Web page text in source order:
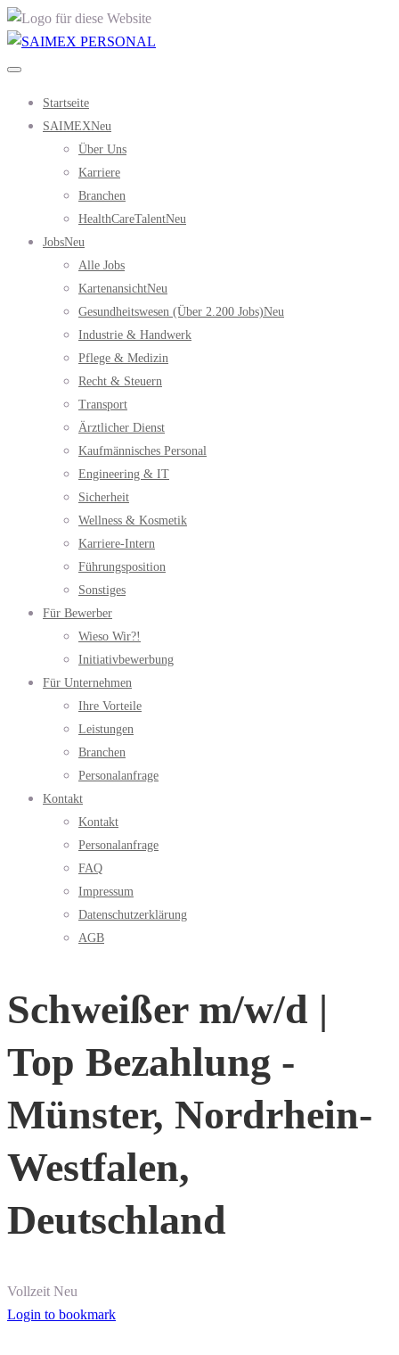
Startseite
SAIMEXNeu
Über Uns
Karriere
Branchen
HealthCareTalentNeu
JobsNeu
Alle Jobs
KartenansichtNeu
Gesundheitswesen (über 2.200 Jobs)Neu
Industrie & Handwerk
Pflege & Medizin
Recht & Steuern
Transport
Ärztlicher Dienst
Kaufmännisches Personal
Engineering & IT
Sicherheit
Wellness & Kosmetik
Karriere-Intern
Führungsposition
Sonstiges
Für Bewerber
Wieso Wir?!
Initiativbewerbung
Für Unternehmen
Ihre Vorteile
Leistungen
Branchen
Personalanfrage
Kontakt
Kontakt
Personalanfrage
FAQ
Impressum
Datenschutzerklärung
AGB
Schweißer m/w/d |
Top Bezahlung -
Münster, Nordrhein-
Westfalen,
Deutschland
Vollzeit Neu
Login to bookmark